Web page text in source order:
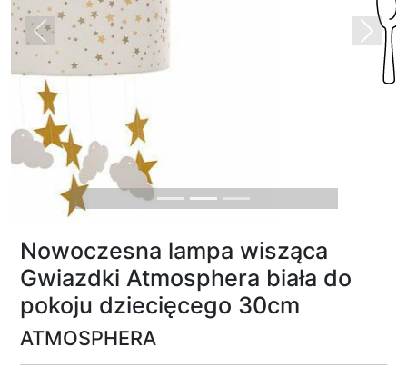
Previous Next
Nowoczesna lampa wisząca
Gwiazdki Atmosphera biała do
pokoju dziecięcego 30cm
ATMOSPHERA